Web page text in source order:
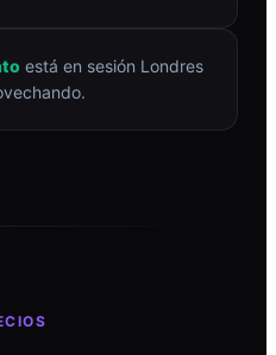
está en sesión Londres